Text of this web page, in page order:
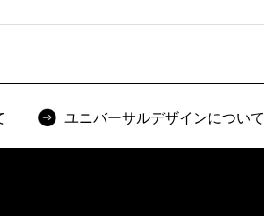
ユニバーサルデザインについて